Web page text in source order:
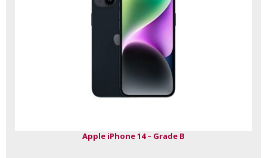
Apple iPhone 14 – Grade B